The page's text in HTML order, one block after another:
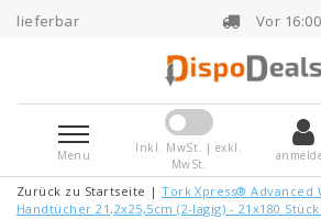
Vor 16:00 Uhr bestellt,
Menu
Inkl. MwSt. | exkl.
MwSt.
Zurück zu Startseite |Tork Xpress® Advanced
Handtücher 21,2x25,5cm (2-lagig) - 21x180 Stück